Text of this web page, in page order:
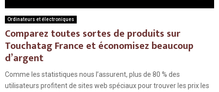
Ordinateurs et électroniques
Comparez toutes sortes de produits sur
Touchatag France et économisez beaucoup
d’argent
Comme les statistiques nous l’assurent, plus de 80 % des
utilisateurs profitent de sites web spéciaux pour trouver les prix les